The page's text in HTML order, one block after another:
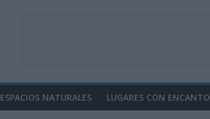
ESPACIOS NATURALES LUGARES CON ENCANTO